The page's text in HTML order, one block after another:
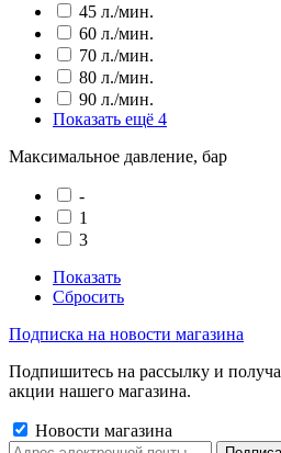
45 л./мин.
60 л./мин.
70 л./мин.
80 л./мин.
90 л./мин.
Показать ещё 4
Максимальное давление, бар
-
1
3
Показать
Сбросить
Подписка на новости магазина
Подпишитесь на рассылку и
акции нашего магазина.
Новости магазина